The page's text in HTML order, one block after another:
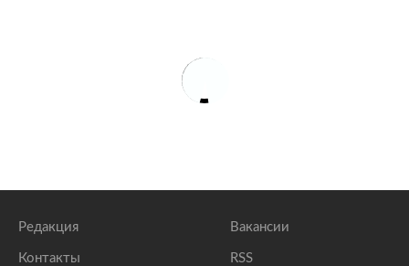
Редакция
Контакты
Вакансии
RSS